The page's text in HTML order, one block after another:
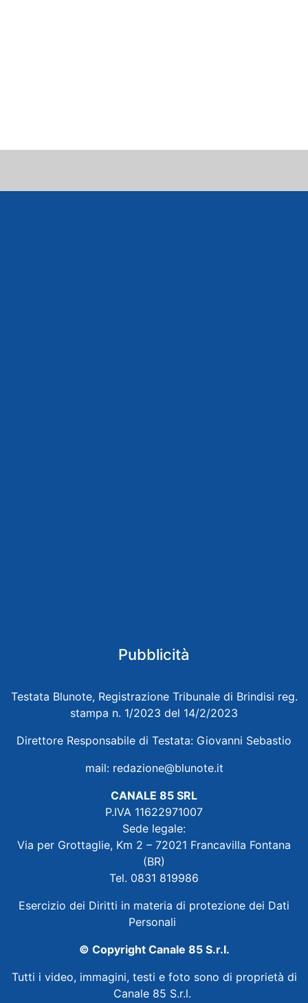
Pubblicità
Testata Blunote, Registrazione Tribunale di Brindisi reg.
stampa n. 1/2023 del 14/2/2023
Direttore Responsabile di Testata: Giovanni Sebastio
mail: redazione@blunote.it
CANALE 85 SRL
P.IVA 11622971007
Sede legale:
Via per Grottaglie, Km 2 – 72021 Francavilla Fontana
(BR)
Tel. 0831 819986
Esercizio dei Diritti in materia di protezione dei Dati
Personali
© Copyright Canale 85 S.r.l.
Tutti i video, immagini, testi e foto sono di proprietà di
Canale 85 S.r.l.